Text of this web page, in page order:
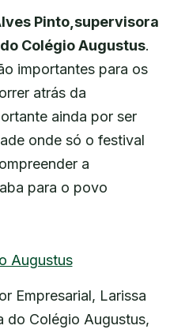
Pinto,supervisora
Colégio Augustus.
importantes para os
atrás da
ainda por ser
onde só o festival
a
para o povo
Empresarial, Larissa
do Colégio Augustus,